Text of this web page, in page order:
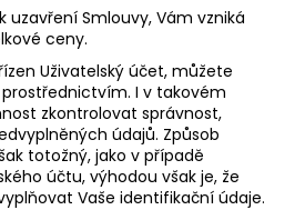
uzavření Smlouvy, Vám vzniká
ceny.
Uživatelský účet, můžete
I v takovém
zkontrolovat správnost,
údajů. Způsob
totožný, jako v případě
účtu, výhodou však je, že
Vaše identifikační údaje.